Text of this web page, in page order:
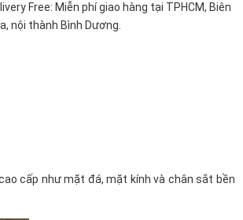
Free: Miễn phí giao hàng tại TPHCM, Biên
nội thành Bình Dương.
cấp như mặt đá, mặt kính và chân sắt bền